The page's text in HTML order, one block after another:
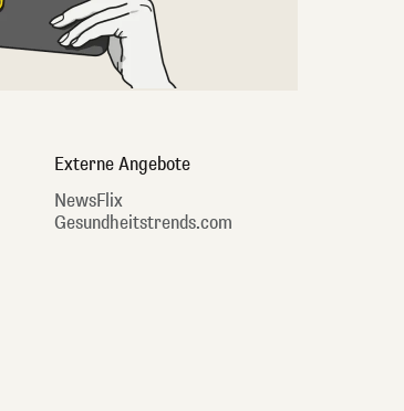
Externe Angebote
NewsFlix
Gesundheitstrends.com